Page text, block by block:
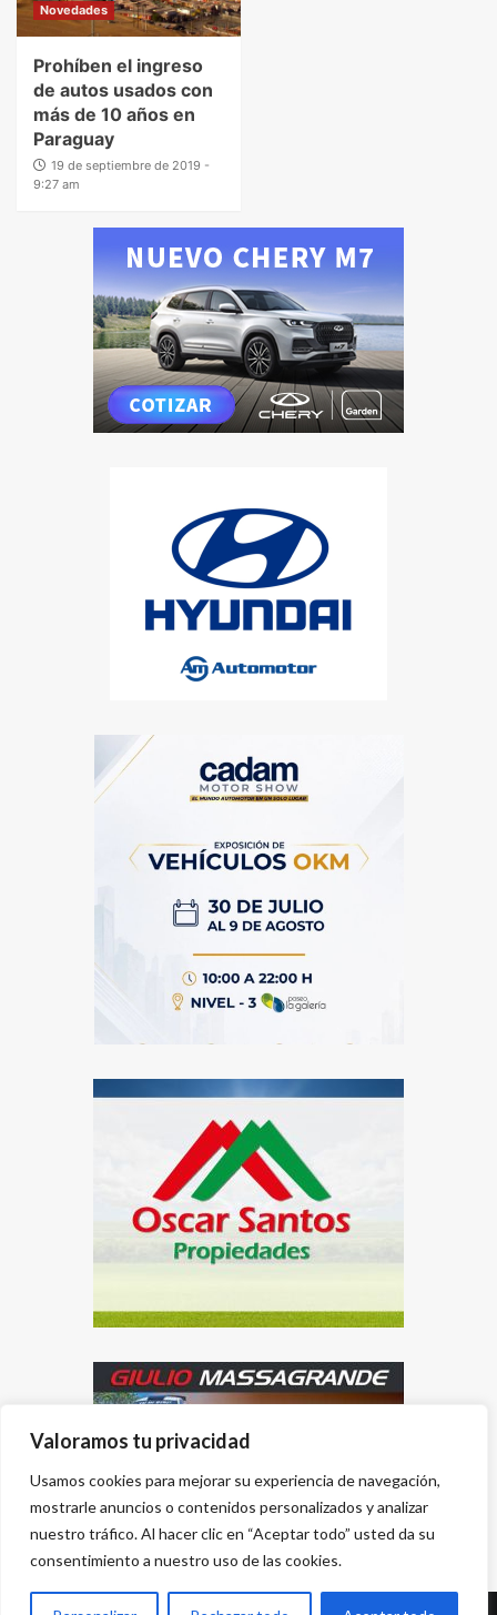
Valoramos tu privacidad
Usamos cookies para mejorar su experiencia de navegación,
mostrarle anuncios o contenidos personalizados y analizar
nuestro tráfico. Al hacer clic en “Aceptar todo” usted da su
consentimiento a nuestro uso de las cookies.
Novedades
Prohíben el ingreso
de autos usados con
más de 10 años en
Paraguay
19 de septiembre de 2019 -
9:27 am